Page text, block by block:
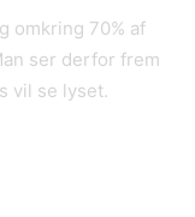
omkring 70% af
ser derfor frem
vil se lyset.